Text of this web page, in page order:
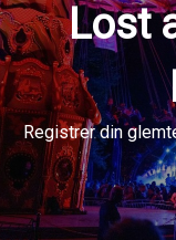
Lost
Registrer din